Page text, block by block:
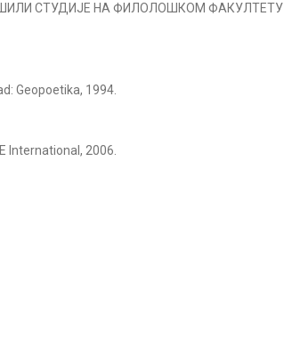
СТУДИЈЕ НА ФИЛОЛОШКОМ ФАКУЛТЕТУ
Geopoetika, 1994.
International, 2006.